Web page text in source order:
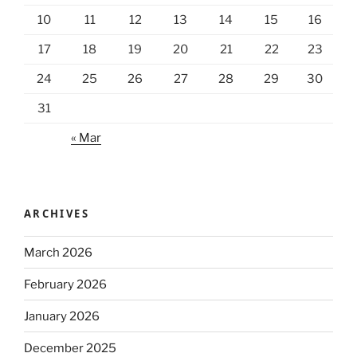
10 11 12 13 14 15 16
17 18 19 20 21 22 23
24 25 26 27 28 29 30
31
« Mar
ARCHIVES
March 2026
February 2026
January 2026
December 2025